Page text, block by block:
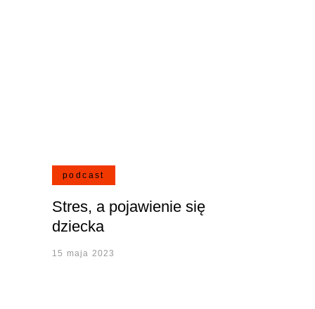
podcast
Stres, a pojawienie się
dziecka
15 maja 2023